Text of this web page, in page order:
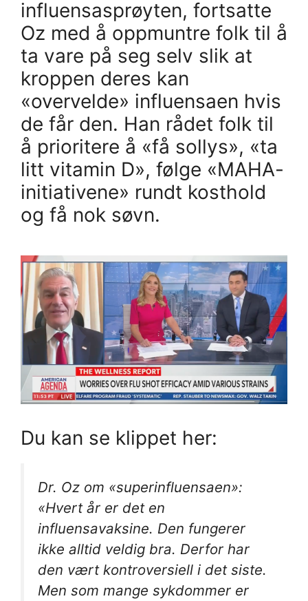
influensasprøyten, fortsatte
Oz med å oppmuntre folk til å
ta vare på seg selv slik at
kroppen deres kan
«overvelde» influensaen hvis
de får den. Han rådet folk til
å prioritere å «få sollys», «ta
litt vitamin D», følge «MAHA-
initiativene» rundt kosthold
og få nok søvn.
Du kan se klippet her:
Dr. Oz om «superinfluensaen»:
«Hvert år er det en
influensavaksine. Den fungerer
ikke alltid veldig bra. Derfor har
den vært kontroversiell i det siste.
Men som mange sykdommer er